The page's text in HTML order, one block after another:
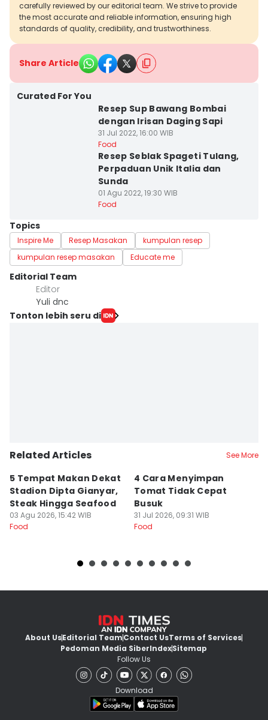
carefully reviewed by our editorial team. We strive to provide
the most accurate and reliable information, ensuring high
standards of quality, credibility, and trustworthiness.
Share Article
Curated For You
Resep Sup Bawang Bombai
dengan Irisan Daging Sapi
31 Jul 2022, 16:00 WIB
Food
Resep Seblak Spageti Tulang,
Perpaduan Unik Italia dan
Sunda
01 Agu 2022, 19:30 WIB
Food
Topics
Inspire Me Resep Masakan
kumpulan resep
kumpulan resep masakan
Educate me
Editorial Team
Editor
Yuli dnc
Tonton lebih seru di
Related Articles See More
5 Tempat Makan Dekat
Stadion Dipta Gianyar,
Steak Hingga Seafood
03 Agu 2026, 15:42 WIB
Food
4 Cara Menyimpan
Tomat Tidak Cepat
Busuk
31 Jul 2026, 09:31 WIB
Food
About UsEditorial TeamContact UsTerms of Services
Pedoman Media SiberIndexSitemap
Follow Us
Download